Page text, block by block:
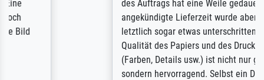
des Auftrags hat eine Weile gedauert, die
angekündigte Lieferzeit wurde aber
letztlich sogar etwas unterschritten. Die
Qualität des Papiers und des Drucks
(Farben, Details usw.) ist nicht nur gut,
sondern hervorragend. Selbst ein Druck ist